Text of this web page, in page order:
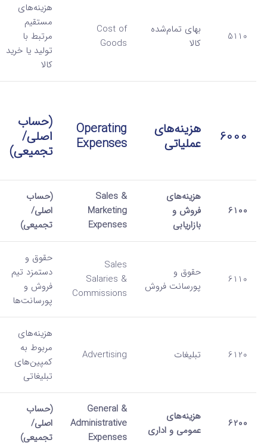
5110
بهای تمام‌شده
کالا
Cost of
Goods
هزینه‌های
مستقیم
مرتبط با
تولید یا خرید
کالا
6000
هزینه‌های
عملیاتی
Operating
Expenses
(حساب
اصلی/
تجمیعی)
6100
هزینه‌های
فروش و
بازاریابی
Sales &
Marketing
Expenses
(حساب
اصلی/
تجمیعی)
6110
حقوق و
پورسانت فروش
Sales
Salaries &
Commissions
حقوق و
دستمزد تیم
فروش و
پورسانت‌ها
6120 تبلیغات Advertising
هزینه‌های
مربوط به
کمپین‌های
تبلیغاتی
6200
هزینه‌های
عمومی و اداری
General &
Administrative
Expenses
(حساب
اصلی/
تجمیعی)